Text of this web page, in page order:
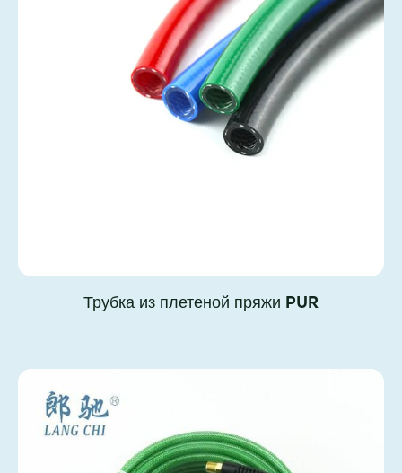
Трубка из плетеной пряжи PUR